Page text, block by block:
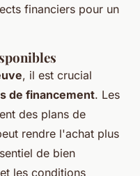
financiers pour un
, il est crucial
de financement. Les
des plans de
rendre l'achat plus
de bien
les conditions